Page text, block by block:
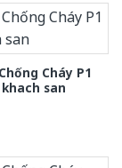
Cháy P1
san